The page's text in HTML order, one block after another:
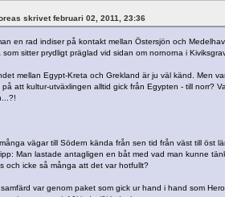
skrivet februari 02, 2011, 23:36
en rad indiser på kontakt mellan Östersjön och
som sitter prydligt präglad vid sidan om nornorna i
mellan Egypt-Kreta och Grekland är ju väl känd. Men
på att kultur-utväxlingen alltid gick från Egypten - till norr?
vägar till Södern kända från sen tid från väst till öst
Man lastade antagligen en båt med vad man kunne
och icke så många att det var hotfullt?
var genom paket som gick ur hand i hand som